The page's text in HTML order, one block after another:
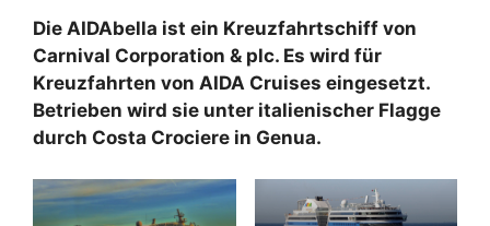
Die AIDAbella ist ein Kreuzfahrtschiff von
Carnival Corporation & plc. Es wird für
Kreuzfahrten von AIDA Cruises eingesetzt.
Betrieben wird sie unter italienischer Flagge
durch Costa Crociere in Genua.